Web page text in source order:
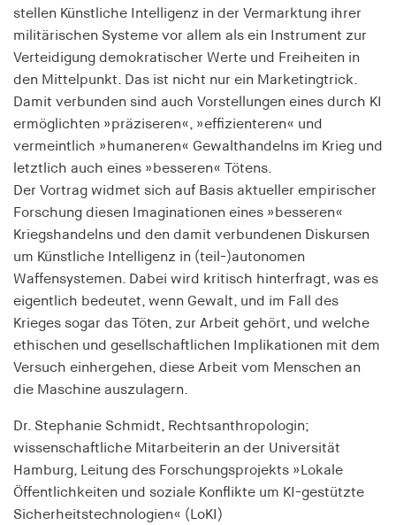
stellen Künstliche Intelligenz in der Vermarktung ihrer
militärischen Systeme vor allem als ein Instrument zur
Verteidigung demokratischer Werte und Freiheiten in
den Mittelpunkt. Das ist nicht nur ein Marketingtrick.
Damit verbunden sind auch Vorstellungen eines durch KI
ermöglichten »präziseren«, »effizienteren« und
vermeintlich »humaneren« Gewalthandelns im Krieg und
letztlich auch eines »besseren« Tötens.
Der Vortrag widmet sich auf Basis aktueller empirischer
Forschung diesen Imaginationen eines »besseren«
Kriegshandelns und den damit verbundenen Diskursen
um Künstliche Intelligenz in (teil-)autonomen
Waffensystemen. Dabei wird kritisch hinterfragt, was es
eigentlich bedeutet, wenn Gewalt, und im Fall des
Krieges sogar das Töten, zur Arbeit gehört, und welche
ethischen und gesellschaftlichen Implikationen mit dem
Versuch einhergehen, diese Arbeit vom Menschen an
die Maschine auszulagern.
Dr. Stephanie Schmidt, Rechtsanthropologin;
wissenschaftliche Mitarbeiterin an der Universität
Hamburg, Leitung des Forschungsprojekts »Lokale
Öffentlichkeiten und soziale Konflikte um KI-gestützte
Sicherheitstechnologien« (LoKI)
cookie_consent
Provider:
his-online.de
Purpose:
Saves the user's consent status for cookies on the
current domain
Cookie duration:
1 Jahr
MARKETING
Dient dazu, die Effektivität von geschalteten
Anzeigen zu messen, indem es Conversions, wie
zum Beispiel Käufe oder Anmeldungen, verfolgt.
Provider:
Purpose:
Used to identify users in the context of real-time